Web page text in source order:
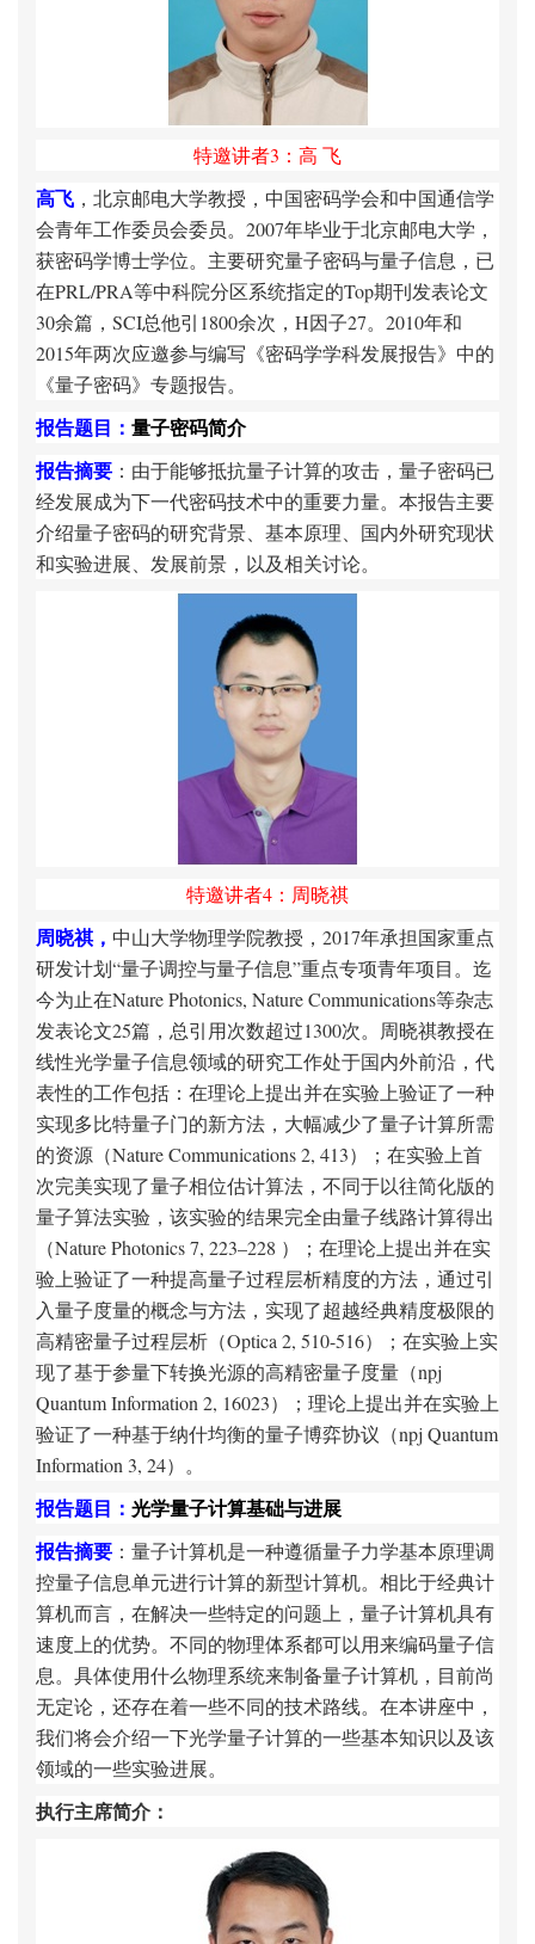
特邀讲者3：高 飞
高飞 ，北京邮电大学教授，中国密码学会和中国通信学
会青年工作委员会委员。2007年毕业于北京邮电大学，
获密码学博士学位。主要研究量子密码与量子信息，已
在PRL/PRA等中科院分区系统指定的Top期刊发表论文
30余篇，SCI总他引1800余次，H因子27。2010年和
2015年两次应邀参与编写《密码学学科发展报告》中的
《量子密码》专题报告。
报告题目： 量子密码简介
报告摘要 ：由于能够抵抗量子计算的攻击，量子密码已
经发展成为下一代密码技术中的重要力量。本报告主要
介绍量子密码的研究背景、基本原理、国内外研究现状
和实验进展、发展前景，以及相关讨论。
特邀讲者4：周晓祺
周晓祺， 中山大学物理学院教授，2017年承担国家重点
研发计划“量子调控与量子信息”重点专项青年项目。迄
今为止在Nature Photonics, Nature Communications等杂志
发表论文25篇，总引用次数超过1300次。周晓祺教授在
线性光学量子信息领域的研究工作处于国内外前沿，代
表性的工作包括：在理论上提出并在实验上验证了一种
实现多比特量子门的新方法，大幅减少了量子计算所需
的资源（Nature Communications 2, 413）；在实验上首
次完美实现了量子相位估计算法，不同于以往简化版的
量子算法实验，该实验的结果完全由量子线路计算得出
（Nature Photonics 7, 223–228 ）；在理论上提出并在实
验上验证了一种提高量子过程层析精度的方法，通过引
入量子度量的概念与方法，实现了超越经典精度极限的
高精密量子过程层析（Optica 2, 510-516）；在实验上实
现了基于参量下转换光源的高精密量子度量（npj
Quantum Information 2, 16023）；理论上提出并在实验上
验证了一种基于纳什均衡的量子博弈协议（npj Quantum
Information 3, 24）。
报告题目： 光学量子计算基础与进展
报告摘要 ：量子计算机是一种遵循量子力学基本原理调
控量子信息单元进行计算的新型计算机。相比于经典计
算机而言，在解决一些特定的问题上，量子计算机具有
速度上的优势。不同的物理体系都可以用来编码量子信
息。具体使用什么物理系统来制备量子计算机，目前尚
无定论，还存在着一些不同的技术路线。在本讲座中，
我们将会介绍一下光学量子计算的一些基本知识以及该
领域的一些实验进展。
执行主席简介：